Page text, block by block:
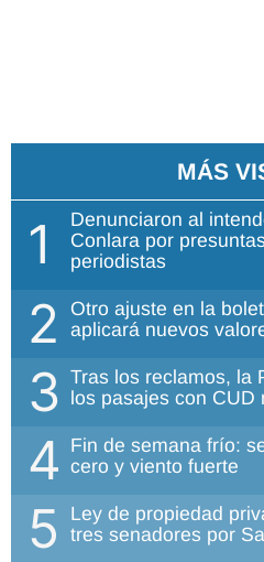
MÁS
1
Denunciaron al
Conlara por
periodistas
2
Otro ajuste en la
aplicará nuevos
3 Tras los reclamos, la
los pasajes con CUD
4 Fin de semana frío:
cero y viento fuerte
5
Ley de propiedad
tres senadores por